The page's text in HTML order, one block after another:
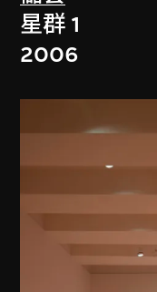
星群 1
2006